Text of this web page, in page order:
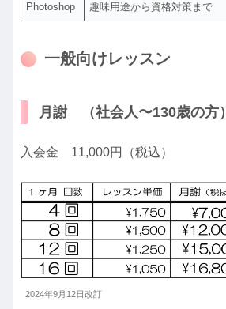
Photoshop 趣味用途から資格対策まで
一般向けレッスン
月謝 （社会人〜130歳の方）
入会金 11,000円（税込）
2024年9月12日改訂